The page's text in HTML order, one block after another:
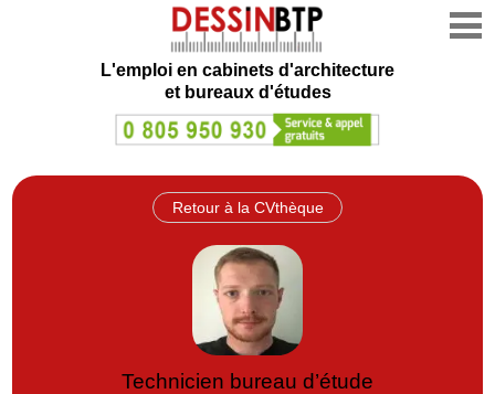
L'emploi en cabinets d'architecture
et bureaux d'études
Retour à la CVthèque
Technicien bureau d’étude